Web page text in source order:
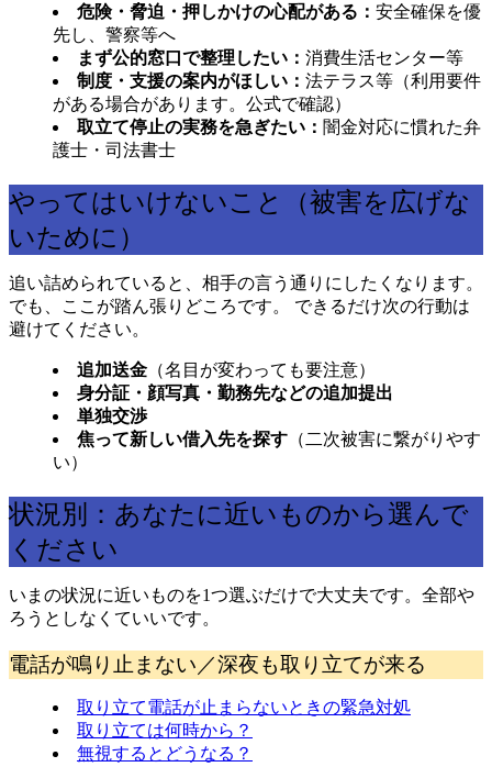
危険・脅迫・押しかけの心配がある： 安全確保を優
先し、警察等へ
まず公的窓口で整理したい： 消費生活センター等
制度・支援の案内がほしい： 法テラス等（利用要件
がある場合があります。公式で確認）
取立て停止の実務を急ぎたい： 闇金対応に慣れた弁
護士・司法書士
やってはいけないこと（被害を広げな
いために）
追い詰められていると、相手の言う通りにしたくなります。
でも、ここが踏ん張りどころです。 できるだけ次の行動は
避けてください。
追加送金 （名目が変わっても要注意）
身分証・顔写真・勤務先などの追加提出
単独交渉
焦って新しい借入先を探す （二次被害に繋がりやす
い）
状況別：あなたに近いものから選んで
ください
いまの状況に近いものを1つ選ぶだけで大丈夫です。全部や
ろうとしなくていいです。
電話が鳴り止まない／深夜も取り立てが来る
取り立て電話が止まらないときの緊急対処
取り立ては何時から？
無視するとどうなる？